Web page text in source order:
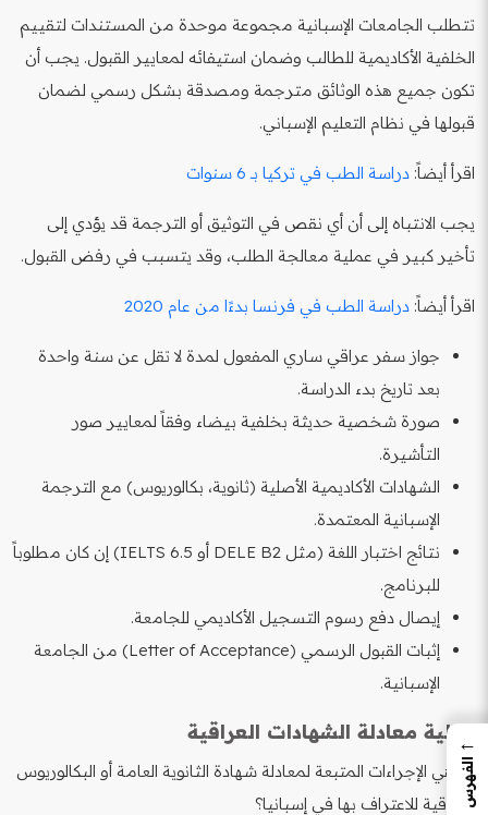
تتطلب الجامعات الإسبانية مجموعة موحدة من المستندات لتقييم
الخلفية الأكاديمية للطالب وضمان استيفائه لمعايير القبول. يجب أن
تكون جميع هذه الوثائق مترجمة ومصدقة بشكل رسمي لضمان
قبولها في نظام التعليم الإسباني.
اقرأ أيضاً: دراسة الطب في تركيا بـ 6 سنوات
يجب الانتباه إلى أن أي نقص في التوثيق أو الترجمة قد يؤدي إلى
تأخير كبير في عملية معالجة الطلب، وقد يتسبب في رفض القبول.
اقرأ أيضاً: دراسة الطب في فرنسا بدءًا من عام 2020
جواز سفر عراقي ساري المفعول لمدة لا تقل عن سنة واحدة
بعد تاريخ بدء الدراسة.
صورة شخصية حديثة بخلفية بيضاء وفقاً لمعايير صور
التأشيرة.
الشهادات الأكاديمية الأصلية (ثانوية، بكالوريوس) مع الترجمة
الإسبانية المعتمدة.
نتائج اختبار اللغة (مثل DELE B2 أو IELTS 6.5) إن كان مطلوباً
للبرنامج.
إيصال دفع رسوم التسجيل الأكاديمي للجامعة.
إثبات القبول الرسمي (Letter of Acceptance) من الجامعة
الإسبانية.
عملية معادلة الشهادات العراقية
ما هي الإجراءات المتبعة لمعادلة شهادة الثانوية العامة أو البكالوريوس
العراقية للاعتراف بها في إسبانيا؟
←
الفهرس